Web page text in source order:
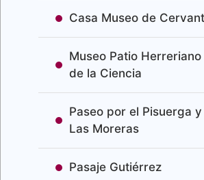
Casa Museo de
Museo Patio
de la Ciencia
Paseo por el Pisuerga
Las Moreras
Pasaje Gutiérrez